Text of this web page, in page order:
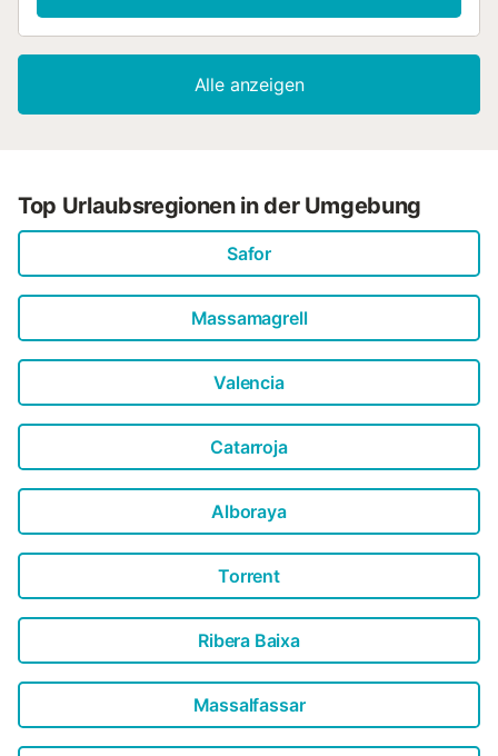
Alle anzeigen
Top Urlaubsregionen in der Umgebung
Safor
Massamagrell
Valencia
Catarroja
Alboraya
Torrent
Ribera Baixa
Massalfassar